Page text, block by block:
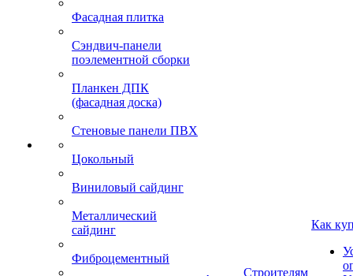
Фасадная плитка
Сэндвич-панели
поэлементной сборки
Планкен ДПК
(фасадная доска)
Стеновые панели ПВХ
Цокольный
Виниловый сайдинг
Металлический
сайдинг
Фиброцементный
Строителям
Как